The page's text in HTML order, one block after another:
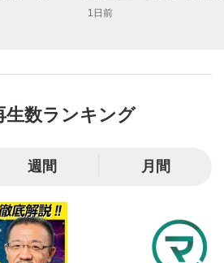
動画が再生されます。
と音量が調整できます。
れます。再度クリックすると元
1日前
生数ランキング
週間 月間